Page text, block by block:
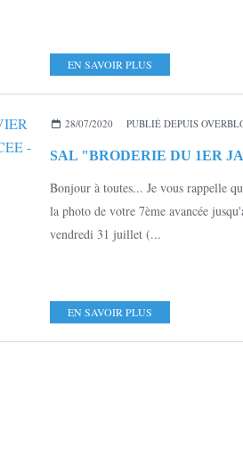
EN SAVOIR PLUS
28/07/2020 PUBLIÉ DEPUIS
Bonjour à toutes... Je vous rappelle
la photo de votre 7ème avancée
vendredi 31 juillet (...
EN SAVOIR PLUS